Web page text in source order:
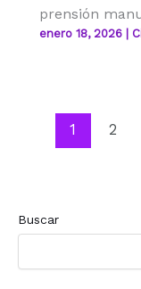
prensión
enero 18, 2026
1 2
Buscar